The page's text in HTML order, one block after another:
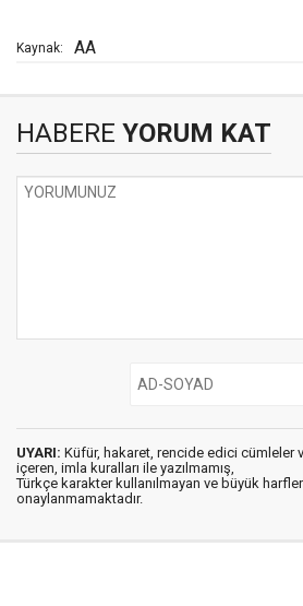
Kaynak: AA
HABERE YORUM KAT
UYARI: Küfür, hakaret, rencide edici cümleler
içeren, imla kuralları ile yazılmamış,
Türkçe karakter kullanılmayan ve büyük
onaylanmamaktadır.